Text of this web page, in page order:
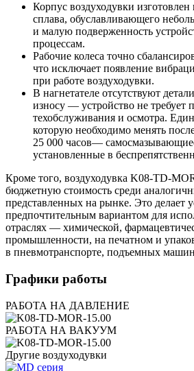
Корпус воздуходувки
сплава, обуславливающего
и малую подверженность
процессам.
Рабочие колеса точно
что исключает появление
при работе воздуходувки.
В нагнетателе отсутствуют
износу — устройство не требует
техобслуживания и осмотра.
которую необходимо менять
25 000 часов—
установленные в
Кроме того, воздуходувка K08-TD-
бюджетную стоимость среди
представленных на рынке. Это делает
предпочтительным вариантом для
отраслях — химической,
промышленности, на печатном и
в пневмотранспорте, подъемных
Графики работы
РАБОТА НА ДАВЛЕНИЕ
РАБОТА НА ВАКУУМ
Другие воздуходувки